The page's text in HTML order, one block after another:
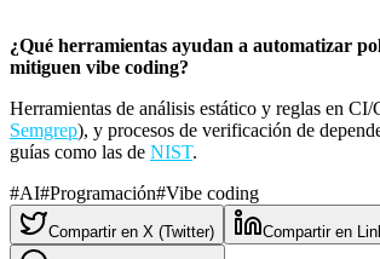
¿Qué herramientas ayudan a automatizar
mitiguen vibe coding?
Herramientas de análisis estático y reglas en
Semgrep), y procesos de verificación de
guías como las de NIST.
#AI#Programación#Vibe coding
Compartir en X (Twitter) Compartir en